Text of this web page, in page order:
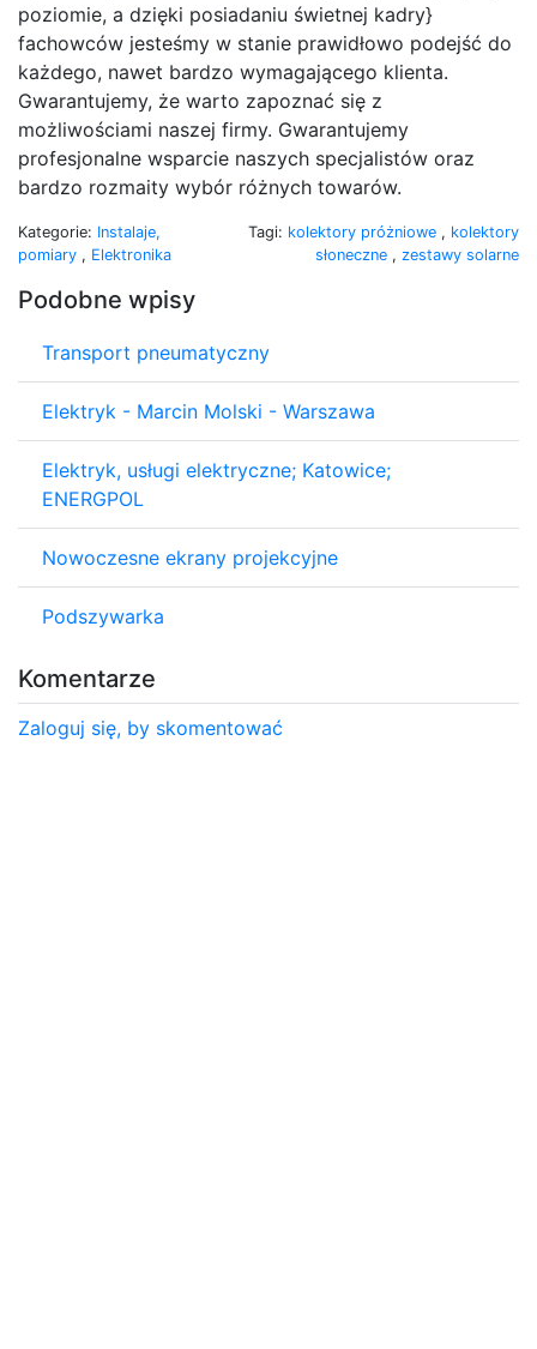
poziomie, a dzięki posiadaniu świetnej kadry}
fachowców jesteśmy w stanie prawidłowo podejść do
każdego, nawet bardzo wymagającego klienta.
Gwarantujemy, że warto zapoznać się z
możliwościami naszej firmy. Gwarantujemy
profesjonalne wsparcie naszych specjalistów oraz
bardzo rozmaity wybór różnych towarów.
Kategorie: Instalaje,
pomiary , Elektronika
Tagi: kolektory próżniowe , kolektory
słoneczne , zestawy solarne
Podobne wpisy
Transport pneumatyczny
Elektryk - Marcin Molski - Warszawa
Elektryk, usługi elektryczne; Katowice;
ENERGPOL
Nowoczesne ekrany projekcyjne
Podszywarka
Komentarze
Zaloguj się, by skomentować